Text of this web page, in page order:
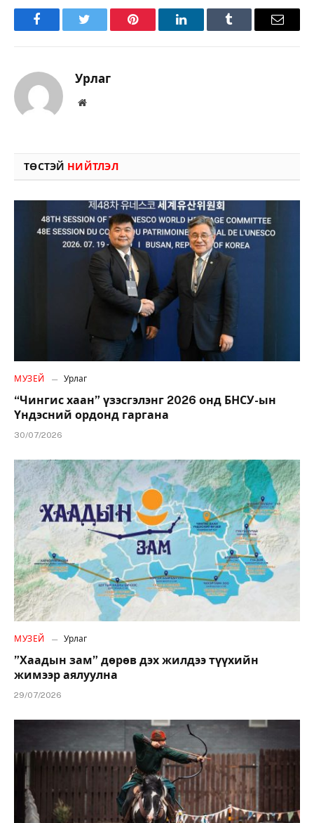
FacebookTwitter Pinterest LinkedInTumblr Имэйл
Урлаг
Вэбсайт
ТӨСТЭЙ НИЙТЛЭЛ
МУЗЕЙ Урлаг
“Чингис хаан” үзэсгэлэнг 2026 онд БНСУ-ын
Үндэсний ордонд гаргана
30/07/2026
МУЗЕЙ Урлаг
”Хаадын зам” дөрөв дэх жилдээ түүхийн
жимээр аялуулна
29/07/2026